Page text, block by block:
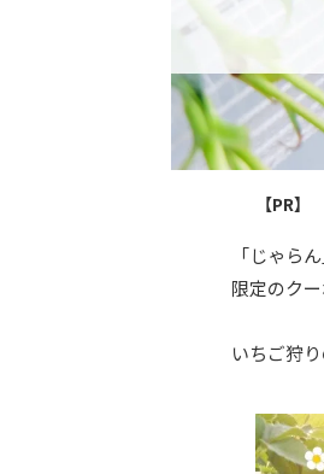
【PR】
「じゃら
限定のク
いちご狩